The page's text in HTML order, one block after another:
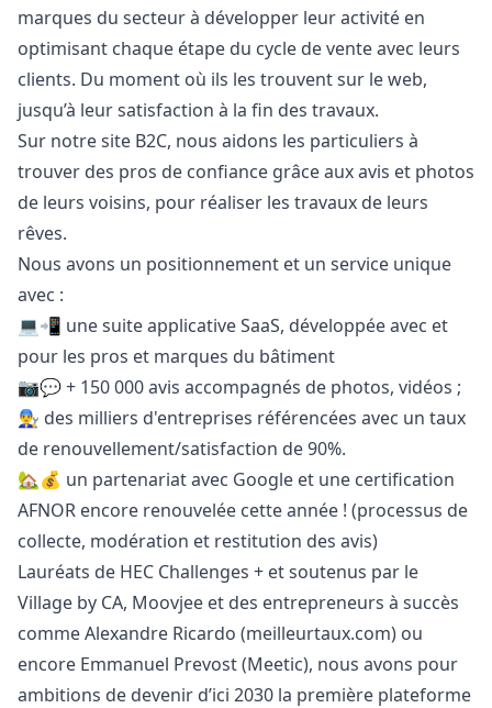
marques du secteur à développer leur activité en
optimisant chaque étape du cycle de vente avec leurs
clients. Du moment où ils les trouvent sur le web,
jusqu’à leur satisfaction à la fin des travaux.
Sur notre site B2C, nous aidons les particuliers à
trouver des pros de confiance grâce aux avis et photos
de leurs voisins, pour réaliser les travaux de leurs
rêves.
Nous avons un positionnement et un service unique
avec :
💻📲 une suite applicative SaaS, développée avec et
pour les pros et marques du bâtiment
📷💬 + 150 000 avis accompagnés de photos, vidéos ;
👨‍🔧 des milliers d'entreprises référencées avec un taux
de renouvellement/satisfaction de 90%.
🏡💰 un partenariat avec Google et une certification
AFNOR encore renouvelée cette année ! (processus de
collecte, modération et restitution des avis)
Lauréats de HEC Challenges + et soutenus par le
Village by CA, Moovjee et des entrepreneurs à succès
comme Alexandre Ricardo (meilleurtaux.com) ou
encore Emmanuel Prevost (Meetic), nous avons pour
ambitions de devenir d’ici 2030 la première plateforme